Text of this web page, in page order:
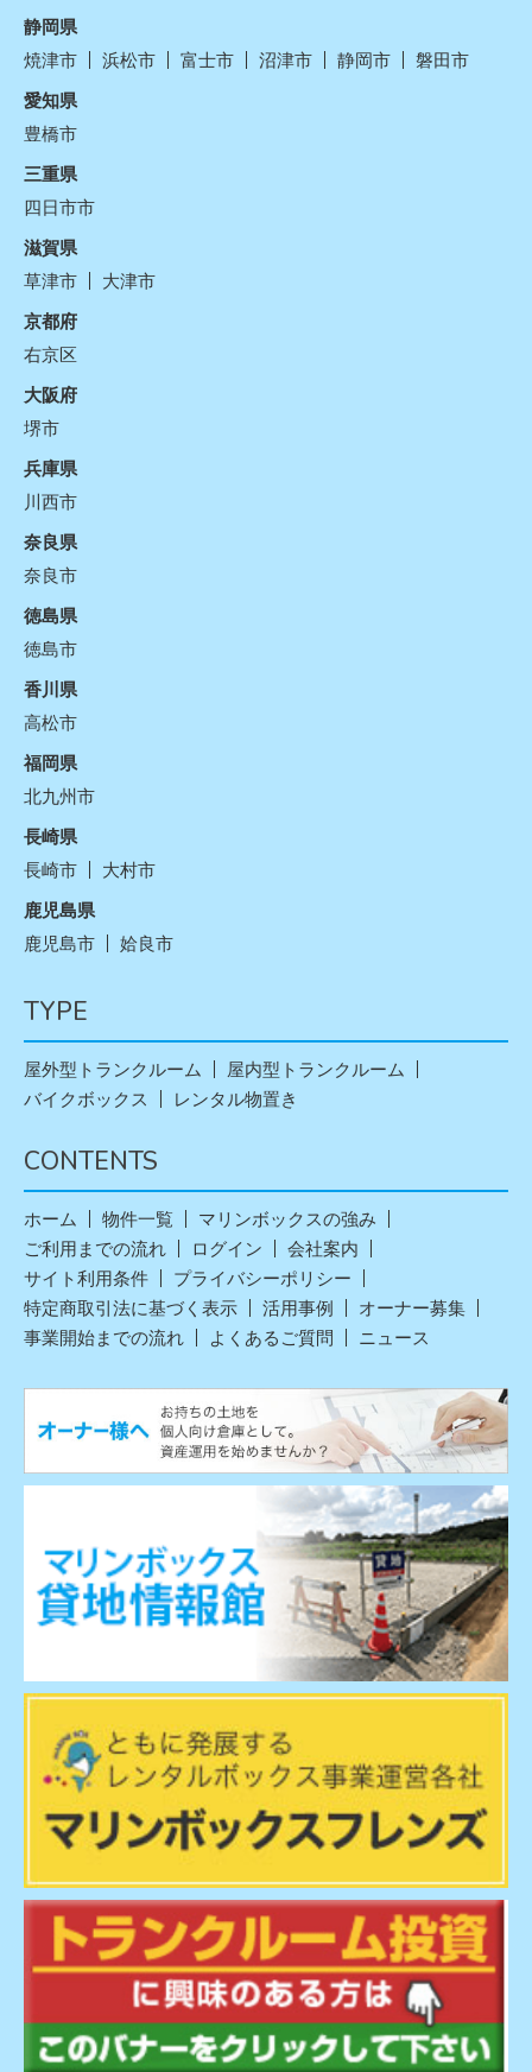
静岡県
焼津市
浜松市 富士市 沼津市 静岡市
磐田市
愛知県
豊橋市
三重県
四日市市
滋賀県
草津市
大津市
京都府
右京区
大阪府
堺市
兵庫県
川西市
奈良県
奈良市
徳島県
徳島市
香川県
高松市
福岡県
北九州市
長崎県
長崎市
大村市
鹿児島県
鹿児島市
姶良市
TYPE
屋外型トランクルーム
屋内型トランクルーム
バイクボックス
レンタル物置き
CONTENTS
ホーム 物件一覧
マリンボックスの強み
ご利用までの流れ
ログイン
会社案内
サイト利用条件
プライバシーポリシー
特定商取引法に基づく表示
活用事例
オーナー募集
事業開始までの流れ
よくあるご質問 ニュース